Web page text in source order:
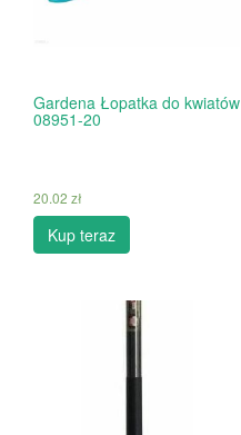
Gardena Łopatka do kwiatów
08951-20
20.02 zł
Kup teraz